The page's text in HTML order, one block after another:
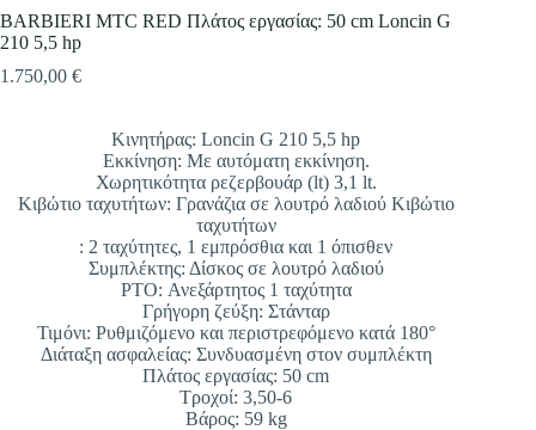
Περιγράψτε μας πιο αναλυτικά*
Αποστολή
BARBIERI MTC RED Πλάτος εργασίας: 50 cm Loncin G
210 5,5 hp
1.750,00 €
Κινητήρας: Loncin G 210 5,5 hp
Εκκίνηση: Με αυτόματη εκκίνηση.
Χωρητικότητα ρεζερβουάρ (lt) 3,1 lt.
Κιβώτιο ταχυτήτων: Γρανάζια σε λουτρό λαδιού Κιβώτιο
ταχυτήτων
: 2 ταχύτητες, 1 εμπρόσθια και 1 όπισθεν
Συμπλέκτης: Δίσκος σε λουτρό λαδιού
PTO: Ανεξάρτητος 1 ταχύτητα
Γρήγορη ζεύξη: Στάνταρ
Τιμόνι: Ρυθμιζόμενο και περιστρεφόμενο κατά 180°
Διάταξη ασφαλείας: Συνδυασμένη στον συμπλέκτη
Πλάτος εργασίας: 50 cm
Τροχοί: 3,50-6
Βάρος: 59 kg